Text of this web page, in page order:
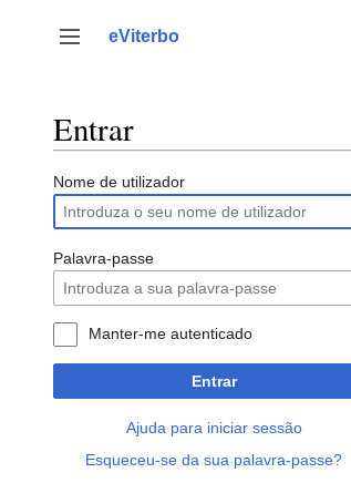
para
Alternar barra lateral
eViterbo
Entrar
Nome de utilizador
Palavra-passe
Manter-me autenticado
Entrar
Ajuda para iniciar sessão
Esqueceu-se da sua palavra-passe?